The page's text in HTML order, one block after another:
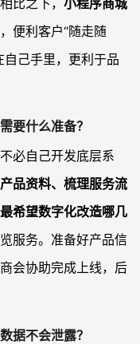
比之下， 小程序商城
，便利客户“随走随
自己手里，更利于品
要什么准备？
必自己开发底层系
品资料、梳理服务流
希望数字化改造哪几
服务。准备好产品信
会协助完成上线，后
据不会泄露？